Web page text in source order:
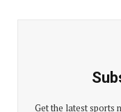
Get the latest sports